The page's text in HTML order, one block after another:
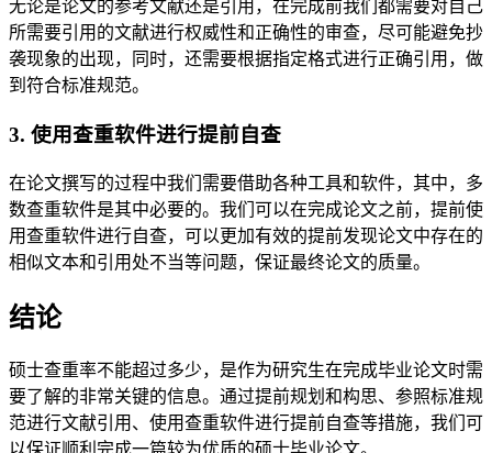
无论是论文的参考文献还是引用，在完成前我们都需要对自己
所需要引用的文献进行权威性和正确性的审查，尽可能避免抄
袭现象的出现，同时，还需要根据指定格式进行正确引用，做
到符合标准规范。
3. 使用查重软件进行提前自查
在论文撰写的过程中我们需要借助各种工具和软件，其中，多
数查重软件是其中必要的。我们可以在完成论文之前，提前使
用查重软件进行自查，可以更加有效的提前发现论文中存在的
相似文本和引用处不当等问题，保证最终论文的质量。
结论
硕士查重率不能超过多少，是作为研究生在完成毕业论文时需
要了解的非常关键的信息。通过提前规划和构思、参照标准规
范进行文献引用、使用查重软件进行提前自查等措施，我们可